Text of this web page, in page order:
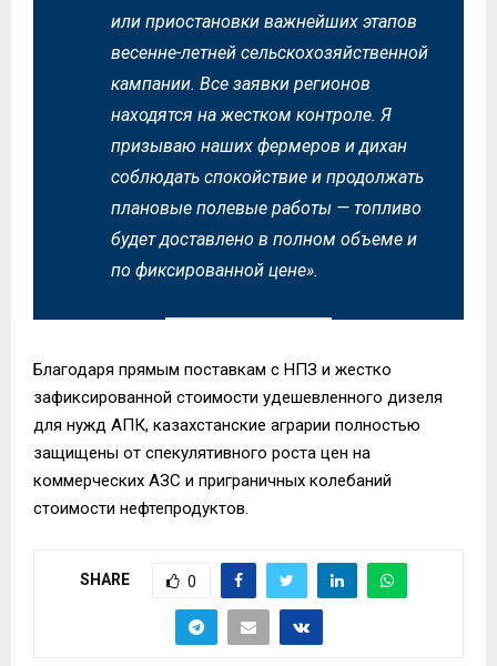
или приостановки важнейших этапов
весенне-летней сельскохозяйственной
кампании. Все заявки регионов
находятся на жестком контроле. Я
призываю наших фермеров и дихан
соблюдать спокойствие и продолжать
плановые полевые работы — топливо
будет доставлено в полном объеме и
по фиксированной цене».
Благодаря прямым поставкам с НПЗ и жестко
зафиксированной стоимости удешевленного дизеля
для нужд АПК, казахстанские аграрии полностью
защищены от спекулятивного роста цен на
коммерческих АЗС и приграничных колебаний
стоимости нефтепродуктов.
SHARE 0